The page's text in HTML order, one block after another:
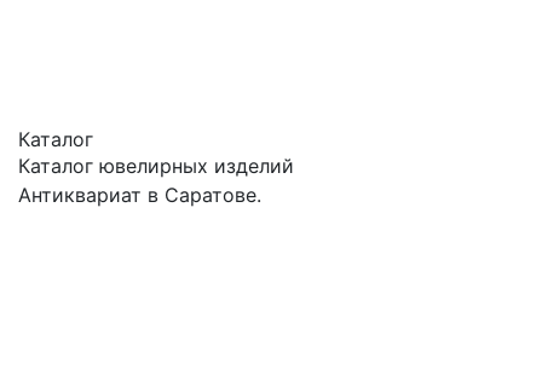
Каталог
Каталог ювелирных изделий
Антиквариат в Саратове.